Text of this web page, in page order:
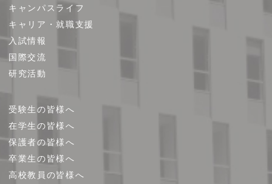
プ
キャンパスライフ
キャリア・就職支援
入試情報
国際交流
研究活動
受験生の皆様へ
在学生の皆様へ
保護者の皆様へ
卒業生の皆様へ
高校教員の皆様へ